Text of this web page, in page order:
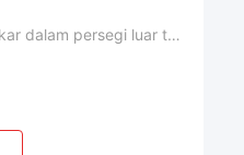
Tabung kuarsa mulut panjang meruncing melingkar dalam persegi luar tahan panas yang dibuat khusus